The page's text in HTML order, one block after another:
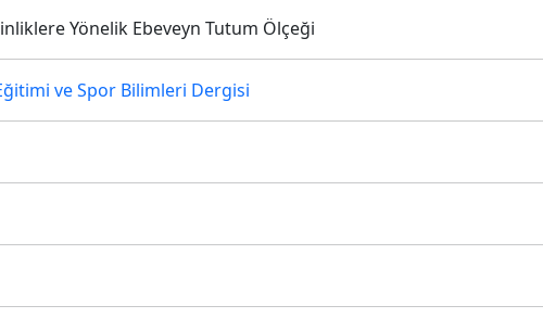
Yönelik Ebeveyn Tutum Ölçeği
ve Spor Bilimleri Dergisi